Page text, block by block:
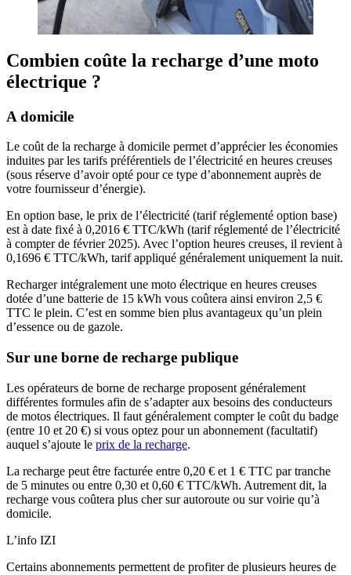
Combien coûte la recharge d’une moto
électrique ?
A domicile
Le coût de la recharge à domicile permet d’apprécier les économies
induites par les tarifs préférentiels de l’électricité en heures creuses
(sous réserve d’avoir opté pour ce type d’abonnement auprès de
votre fournisseur d’énergie).
En option base, le prix de l’électricité (tarif réglementé option base)
est à date fixé à 0,2016 € TTC/kWh (tarif réglementé de l’électricité
à compter de février 2025). Avec l’option heures creuses, il revient à
0,1696 € TTC/kWh, tarif appliqué généralement uniquement la nuit.
Recharger intégralement une moto électrique en heures creuses
dotée d’une batterie de 15 kWh vous coûtera ainsi environ 2,5 €
TTC le plein. C’est en somme bien plus avantageux qu’un plein
d’essence ou de gazole.
Sur une borne de recharge publique
Les opérateurs de borne de recharge proposent généralement
différentes formules afin de s’adapter aux besoins des conducteurs
de motos électriques. Il faut généralement compter le coût du badge
(entre 10 et 20 €) si vous optez pour un abonnement (facultatif)
auquel s’ajoute le prix de la recharge.
La recharge peut être facturée entre 0,20 € et 1 € TTC par tranche
de 5 minutes ou entre 0,30 et 0,60 € TTC/kWh. Autrement dit, la
recharge vous coûtera plus cher sur autoroute ou sur voirie qu’à
domicile.
L’info IZI
Certains abonnements permettent de profiter de plusieurs heures de